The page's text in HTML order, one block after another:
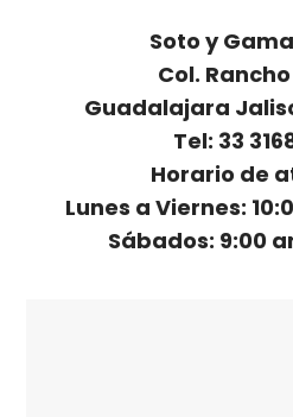
Soto y
Col.
Guadalajara
Tel: 33
Horario de
Lunes a Viernes:
Sábados: 9:00